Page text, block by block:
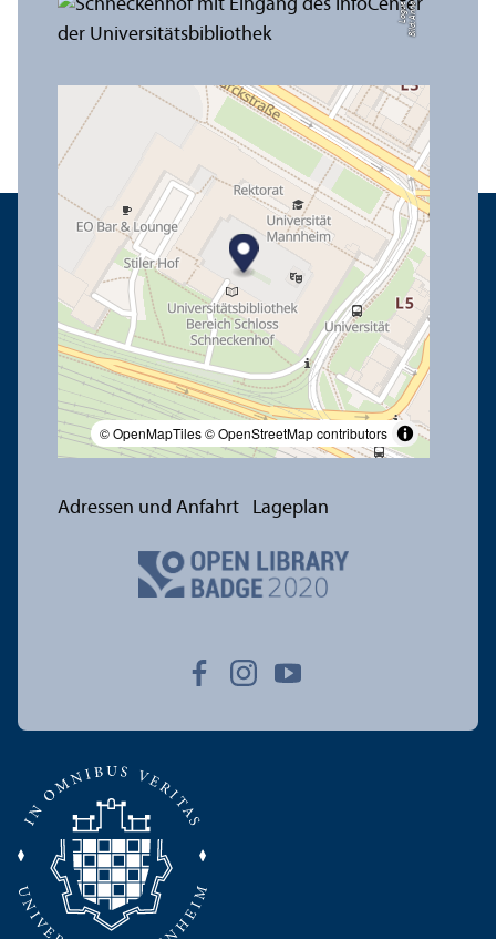
Bil
d:
A
n
n
a
L
o
g
u
e
© OpenMapTiles© OpenStreetMap contributors
Adressen und Anfahrt Lageplan